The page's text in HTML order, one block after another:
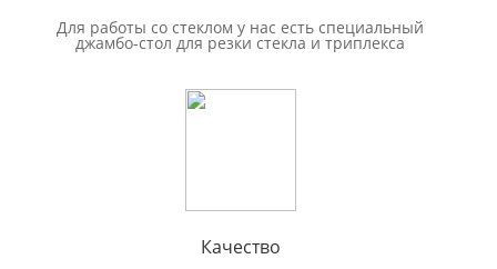
Для работы со стеклом у нас есть специальный
джамбо-стол для резки стекла и триплекса
Качество